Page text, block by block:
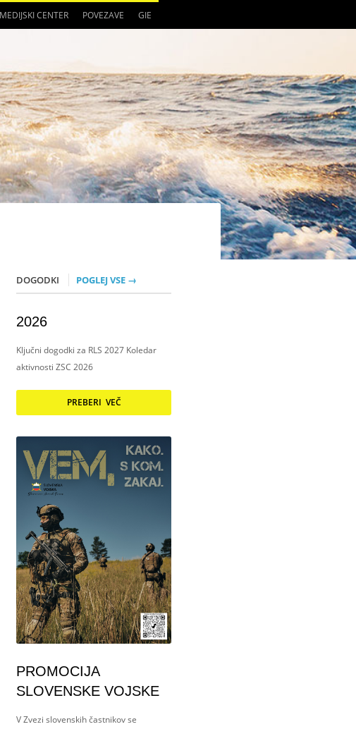
MEDIJSKI CENTER POVEZAVE GIE
DOGODKI POGLEJ VSE →
2026
Ključni dogodki za RLS 2027 Koledar
aktivnosti ZSC 2026
PREBERI VEČ
PROMOCIJA
SLOVENSKE VOJSKE
V Zvezi slovenskih častnikov se